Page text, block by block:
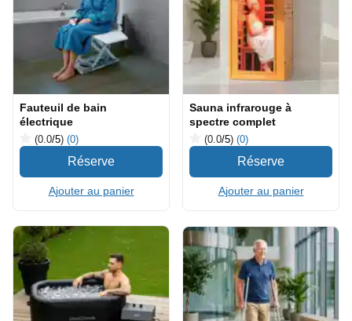
Fauteuil de bain
électrique
(0.0/5) (0)
Ajouter au panier
Sauna infrarouge à
spectre complet
(0.0/5) (0)
Ajouter au panier